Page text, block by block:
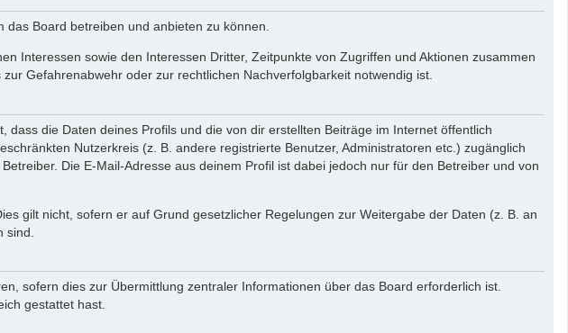
Board betreiben und anbieten zu können.
Interessen sowie den Interessen Dritter, Zeitpunkte von Zugriffen und Aktionen zusammen
Gefahrenabwehr oder zur rechtlichen Nachverfolgbarkeit notwendig ist.
die Daten deines Profils und die von dir erstellten Beiträge im Internet öffentlich
Nutzerkreis (z. B. andere registrierte Benutzer, Administratoren etc.) zugänglich
Die E-Mail-Adresse aus deinem Profil ist dabei jedoch nur für den Betreiber und von
gilt nicht, sofern er auf Grund gesetzlicher Regelungen zur Weitergabe der Daten (z. B. an
sind.
sofern dies zur Übermittlung zentraler Informationen über das Board erforderlich ist.
gestattet hast.